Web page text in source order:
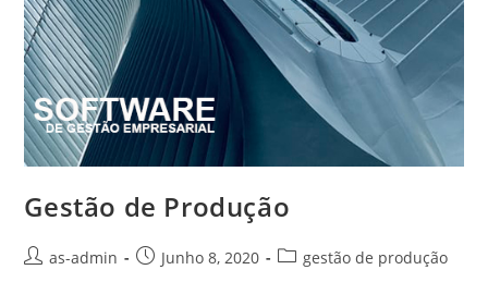
Gestão de Produção
Postas-admin
PostJunho 8, 2020
Postgestão de produção